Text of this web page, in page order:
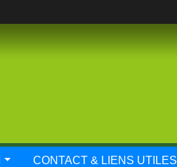
CONTACT & LIENS UTILES